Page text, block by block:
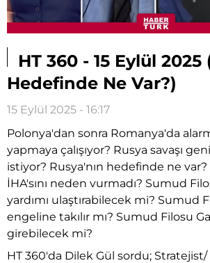
HT 360 - 15 Eylül 2025
Hedefinde Ne Var?)
15 Eylül 2025 - 16:17
Polonya'dan sonra Romanya'da
yapmaya çalışıyor? Rusya savaşı
istiyor? Rusya'nın hedefinde ne
İHA'sını neden vurmadı? Sumud
yardımı ulaştırabilecek mi? Sumud
engeline takılır mı? Sumud Filosu
girebilecek mi?
HT 360'da Dilek Gül sordu;